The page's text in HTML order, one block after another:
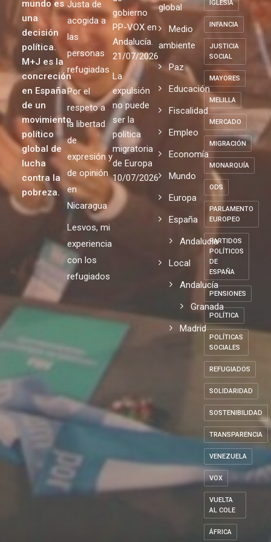
mundo es
una
decisión
política.
M+J es la
concreción
en España
de un
movimiento
político
global de
lucha
contra la
pobreza.
Justa de
acogida a
las
personas
refugiadas
Por el
respeto a
la libertad
de
expresión y
de opinión
en
Nicaragua
Lesvos, mi
experiencia
con los
refugiados
gobierno
PP-VOX en
Andalucía.
21/07/2026
La
expulsión
no puede
ser la
política
migratoria
de Europa
10/07/2026
global
Medio
ambiente
Paz
Educación
Fiscalidad
Empleo
Economía
Mundo
Europa
España
Andalucia
Local
Andalucía
Granada
Madrid
IGLESIA
INFANCIA
JUSTICIA
SOCIAL
MAYORES
MELILLA
MERCADO
MIGRACIÓN
MONARQUÍA
ODS
PARLAMENTO
EUROPEO
PARTIDOS
POLÍTICOS
DE
ESPAÑA
PENSIONES
POLÍTICA
POLÍTICAS
SOCIALES
REFUGIADOS
SOLIDARIDAD
SOSTENIBILIDAD
TRANSPARENCIA
VENEZUELA
VOX
VUELTA
AL COLE
ÁFRICA